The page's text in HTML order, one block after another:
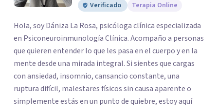
Verificado
Terapia Online
Hola, soy Dániza La Rosa, psicóloga clínica especializada
en Psiconeuroinmunología Clínica. Acompaño a personas
que quieren entender lo que les pasa en el cuerpo y en la
mente desde una mirada integral. Si sientes que cargas
con ansiedad, insomnio, cansancio constante, una
ruptura difícil, malestares físicos sin causa aparente o
simplemente estás en un punto de quiebre, estoy aquí